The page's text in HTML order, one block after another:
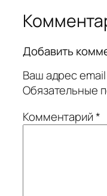
Добавить
Ваш адрес
Обязательные
Комментарий*